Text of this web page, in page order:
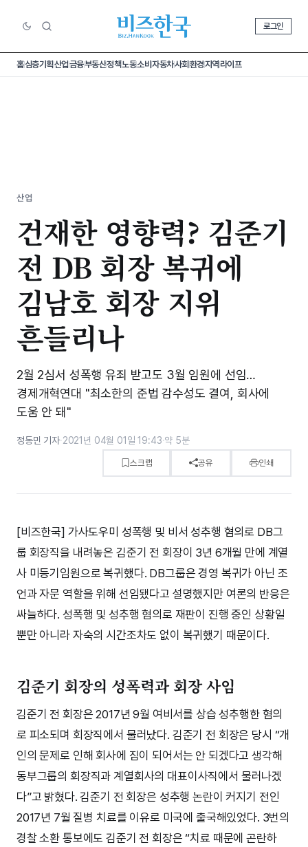
로그인
홈심층기획산업금융부동산정책노동소비 자동차사회환경지역라이프
산업
건재한 영향력? 김준기
전 DB 회장 복귀에
김남호 회장 지위
흔들리나
2월 2심서 성폭행 유죄 받고도 3월 임원에 선임…
경제개혁연대 "최소한의 준법 감수성도 결여, 회사에
도움 안 돼"
정동민 기자·2021년 04월 01일 19:43·약 5분
스크랩 공유 인쇄
[비즈한국] 가사도우미 성폭행 및 비서 성추행 혐의로 DB그
룹 회장직을 내려놓은 김준기 전 회장이 3년 6개월 만에 계열
사 미등기임원으로 복귀했다. DB그룹은 경영 복귀가 아닌 조
언과 자문 역할을 위해 선임됐다고 설명했지만 여론의 반응은
싸늘하다. 성폭행 및 성추행 혐의로 재판이 진행 중인 상황일
뿐만 아니라 자숙의 시간조차도 없이 복귀했기 때문이다.
김준기 회장의 성폭력과 회장 사임
김준기 전 회장은 2017년 9월 여비서를 상습 성추행한 혐의
로 피소되며 회장직에서 물러났다. 김준기 전 회장은 당시 “개
인의 문제로 인해 회사에 짐이 되어서는 안 되겠다고 생각해
동부그룹의 회장직과 계열회사의 대표이사직에서 물러나겠
다”고 밝혔다. 김준기 전 회장은 성추행 논란이 커지기 전인
2017년 7월 질병 치료를 이유로 미국에 출국해있었다. 3번의
경찰 소환 통보에도 김준기 전 회장은 “치료 때문에 곤란하